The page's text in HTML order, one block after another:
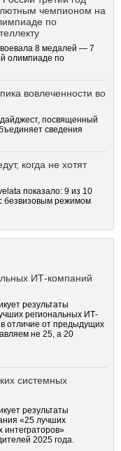
чемпионом на
по
8 медалей — 7
олимпиаде по
вовлеченности во
посвященный
сведения
когда не хотят
показало: 9 из 10
безвизовым режимом
ИТ-компаний
результаты
региональных ИТ-
отличие от предыдущих
не 25, а 20
системных
результаты
«25 лучших
интеграторов»
2025 года.